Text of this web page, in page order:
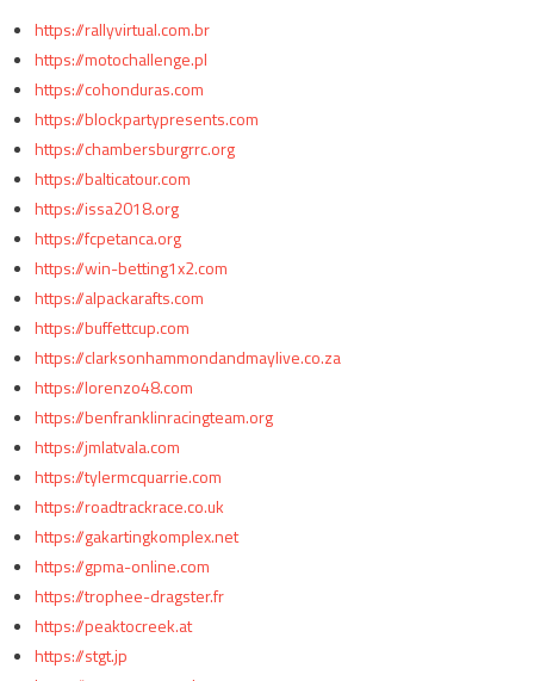
https://rallyvirtual.com.br
https://motochallenge.pl
https://cohonduras.com
https://blockpartypresents.com
https://chambersburgrrc.org
https://balticatour.com
https://issa2018.org
https://fcpetanca.org
https://win-betting1x2.com
https://alpackarafts.com
https://buffettcup.com
https://clarksonhammondandmaylive.co.za
https://lorenzo48.com
https://benfranklinracingteam.org
https://jmlatvala.com
https://tylermcquarrie.com
https://roadtrackrace.co.uk
https://gakartingkomplex.net
https://gpma-online.com
https://trophee-dragster.fr
https://peaktocreek.at
https://stgt.jp